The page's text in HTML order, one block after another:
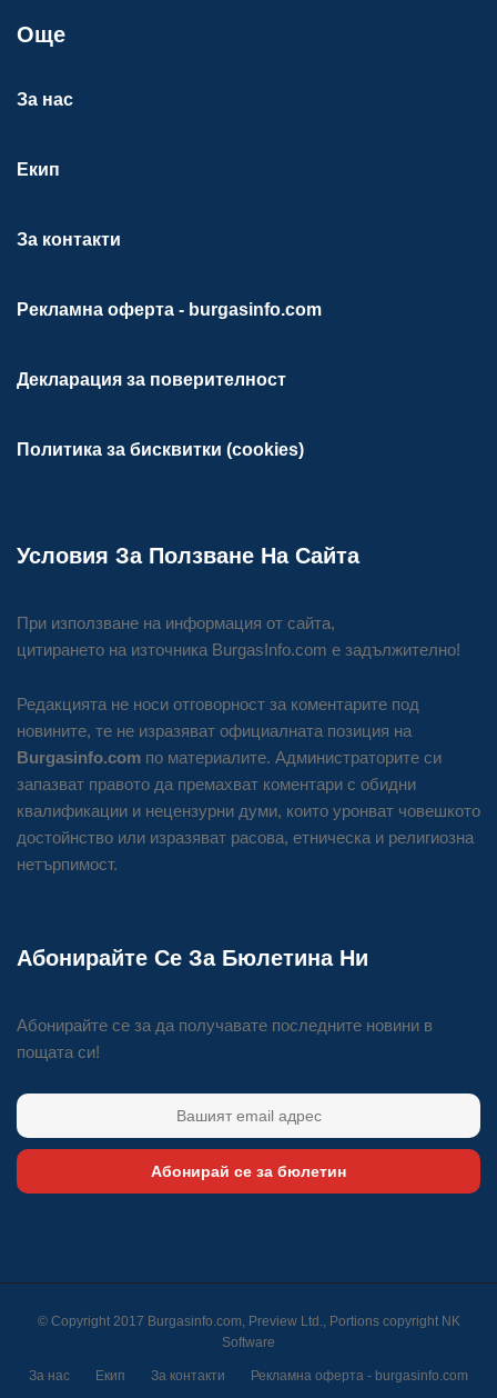
Още
За нас
Екип
За контакти
Рекламна оферта - burgasinfo.com
Декларация за поверителност
Политика за бисквитки (cookies)
Условия За Ползване На Сайта
При използване на информация от сайта,
цитирането на източника BurgasInfo.com е задължително!
Редакцията не носи отговорност за коментарите под
новините, те не изразяват официалната позиция на
Burgasinfo.com по материалите. Администраторите си
запазват правото да премахват коментари с обидни
квалификации и нецензурни думи, които уронват човешкото
достойнство или изразяват расова, етническа и религиозна
нетърпимост.
Абонирайте Се За Бюлетина Ни
Абонирайте се за да получавате последните новини в
пощата си!
Абонирай се за бюлетин
© Copyright 2017 Burgasinfo.com, Preview Ltd., Portions copyright NK
Software
За нас Екип За контакти Рекламна оферта - burgasinfo.com